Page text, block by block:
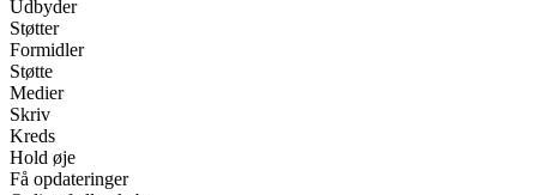
Udbyder
Støtter
Formidler
Støtte
Medier
Skriv
Kreds
Hold øje
Få opdateringer